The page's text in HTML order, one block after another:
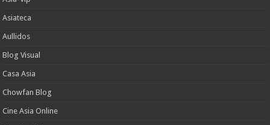
Asiateca
Aullidos
Blog Visual
Casa Asia
Chowfan Blog
Cine Asia Online